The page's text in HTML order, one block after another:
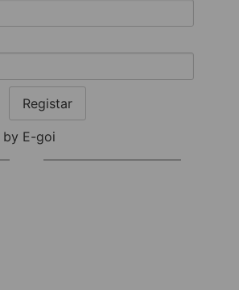
Registar
by E-goi